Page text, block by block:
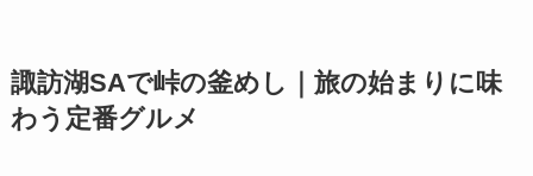
諏訪湖SAで峠の釜めし｜旅の始まりに味
わう定番グルメ